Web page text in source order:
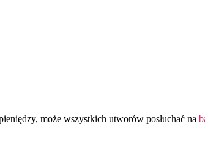
może wszystkich utworów posłuchać na